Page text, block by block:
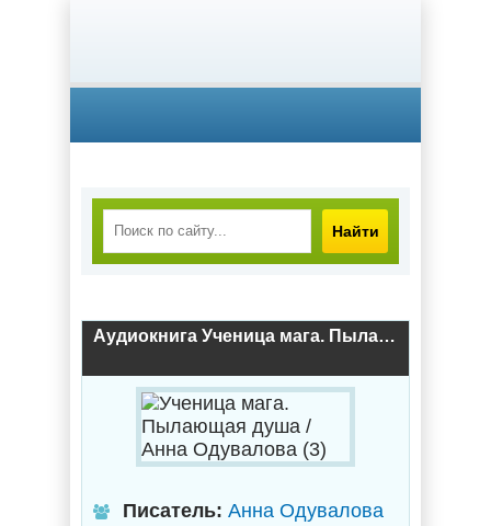
Найти
Аудиокнига Ученица мага. Пылающая душа / Анна Одувалова (3)
Писатель: Анна Одувалова